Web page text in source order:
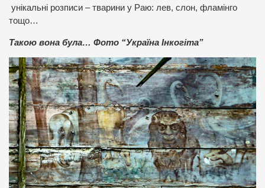
унікальні розписи – тварини у Раю: лев, слон, фламінго
тощо…
Такою вона була… Фото “Україна Інкогіта”